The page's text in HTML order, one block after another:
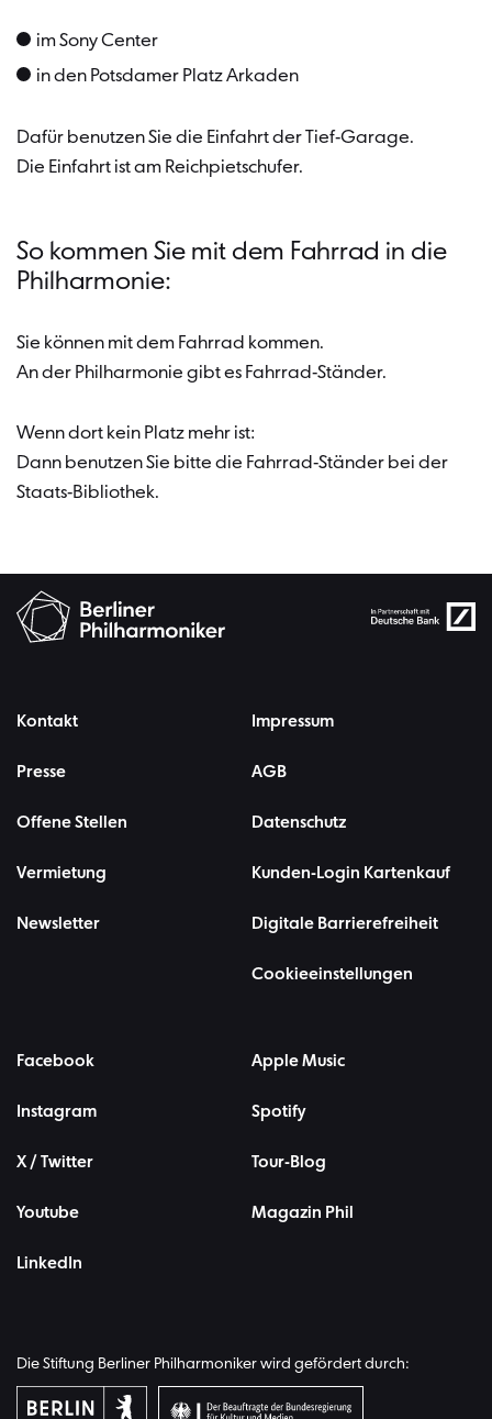
im Sony Center
in den Potsdamer Platz Arkaden
Dafür benutzen Sie die Einfahrt der Tief-Garage.
Die Einfahrt ist am Reichpietschufer.
So kommen Sie mit dem Fahrrad in die
Philharmonie:
Sie können mit dem Fahrrad kommen.
An der Philharmonie gibt es Fahrrad-Ständer.
Wenn dort kein Platz mehr ist:
Dann benutzen Sie bitte die Fahrrad-Ständer bei der
Staats-Bibliothek.
Kontakt
Presse
Offene Stellen
Vermietung
Newsletter
Impressum
AGB
Datenschutz
Kunden-Login Kartenkauf
Digitale Barrierefreiheit
Cookieeinstellungen
Facebook
Instagram
X / Twitter
Youtube
LinkedIn
Apple Music
Spotify
Tour-Blog
Magazin Phil
Die Stiftung Berliner Philharmoniker wird gefördert durch: